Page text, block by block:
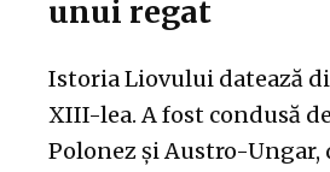
unui regat
Istoria Liovului datează
XIII-lea. A fost condusă
Polonez și Austro-Ungar,